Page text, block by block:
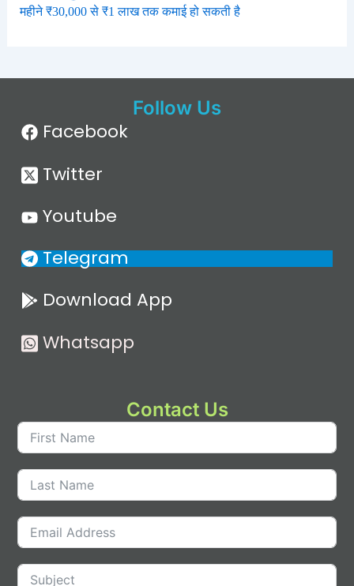
महीने ₹30,000 से ₹1 लाख तक कमाई हो सकती है
Follow Us
Facebook
Twitter
Youtube
Telegram
Download App
Whatsapp
Contact Us